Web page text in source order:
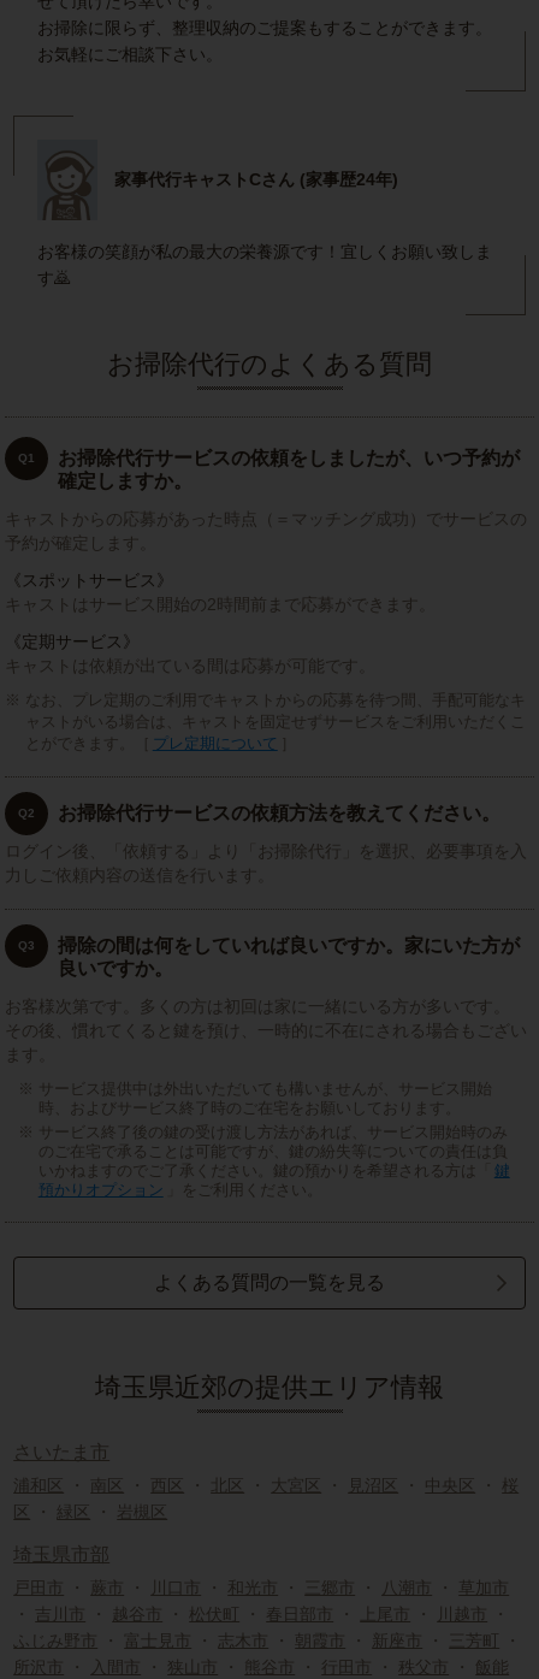
お掃除に限らず、整理収納のご提案もすることができます。
お気軽にご相談下さい。
家事代行キャストCさん (家事歴24年)
お客様の笑顔が私の最大の栄養源です！宜しくお願い致しま
す🙇
お掃除代行のよくある質問
Q1
お掃除代行サービスの依頼をしましたが、いつ予約が
確定しますか。
キャストからの応募があった時点（＝マッチング成功）でサービスの
予約が確定します。
《スポットサービス》
キャストはサービス開始の2時間前まで応募ができます。
《定期サービス》
キャストは依頼が出ている間は応募が可能です。
なお、プレ定期のご利用でキャストからの応募を待つ間、手配可能なキ
ャストがいる場合は、キャストを固定せずサービスをご利用いただくこ
とができます。［ プレ定期について ］
Q2 お掃除代行サービスの依頼方法を教えてください。
ログイン後、「依頼する」より「お掃除代行」を選択、必要事項を入
力しご依頼内容の送信を行います。
Q3
掃除の間は何をしていれば良いですか。家にいた方が
良いですか。
お客様次第です。多くの方は初回は家に一緒にいる方が多いです。
その後、慣れてくると鍵を預け、一時的に不在にされる場合もござい
ます。
サービス提供中は外出いただいても構いませんが、サービス開始
時、およびサービス終了時のご在宅をお願いしております。
サービス終了後の鍵の受け渡し方法があれば、サービス開始時のみ
のご在宅で承ることは可能ですが、鍵の紛失等についての責任は負
いかねますのでご了承ください。鍵の預かりを希望される方は「
鍵
預かりオプション
」をご利用ください。
よくある質問の一覧を見る
埼玉県近郊の提供エリア情報
さいたま市
浦和区 ・ 南区 ・ 西区 ・ 北区 ・ 大宮区 ・ 見沼区 ・ 中央区 ・ 桜
区
・ 緑区 ・ 岩槻区
埼玉県市部
戸田市 ・ 蕨市 ・ 川口市 ・ 和光市 ・ 三郷市 ・ 八潮市 ・
草加市
・ 吉川市 ・ 越谷市 ・ 松伏町 ・ 春日部市 ・ 上尾市 ・ 川越市
・
ふじみ野市
・ 富士見市 ・ 志木市 ・ 朝霞市 ・ 新座市 ・ 三芳町 ・
所沢市
・ 入間市 ・ 狭山市 ・ 熊谷市 ・ 行田市 ・ 秩父市 ・ 飯能